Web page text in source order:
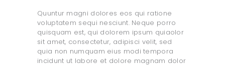
Quuntur magni dolores eos qui ratione
voluptatem sequi nesciunt. Neque porro
quisquam est, qui dolorem ipsum quiaolor
sit amet, consectetur, adipisci velit, sed
quia non numquam eius modi tempora
incidunt ut labore et dolore magnam dolor